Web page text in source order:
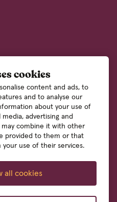
cookies
content and ads, to
and to analyse our
about your use of
advertising and
may combine it with other
provided to them or that
use of their services.
all cookies